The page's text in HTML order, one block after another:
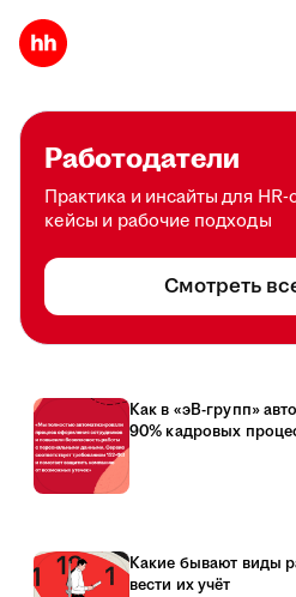
Работодатели
Практика и инсайты для
кейсы и рабочие подходы
Смотреть
Как в «эВ-групп»
90% кадровых
Какие бывают виды
вести их учёт